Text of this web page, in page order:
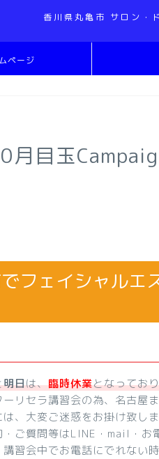
香川県丸亀市 サロン・
ページ
月目玉
フェイシャルエ
明日は、臨時休業となってお
ーリセラ講習会の為、名古屋
、大変ご迷惑をお掛け致しま
・ご質問等はLINE・mail・お
講習会中でお電話にでれない